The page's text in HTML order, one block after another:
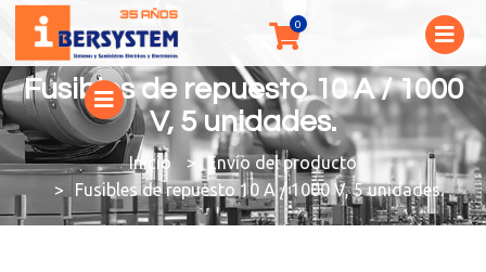
Fusibles de repuesto 10 A / 1000
V, 5 unidades.
You are here:
Envío del producto
Fusibles de repuesto 10 A / 1000 V, 5 unidades.